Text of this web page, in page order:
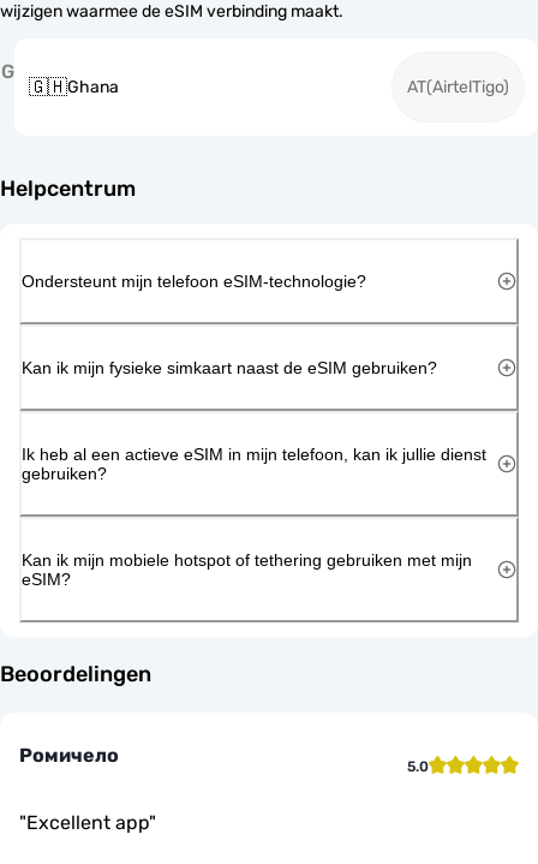
wijzigen waarmee de eSIM verbinding maakt.
G
🇬🇭Ghana AT(AirtelTigo)
Helpcentrum
Ondersteunt mijn telefoon eSIM-technologie?
Kan ik mijn fysieke simkaart naast de eSIM gebruiken?
Ik heb al een actieve eSIM in mijn telefoon, kan ik jullie dienst
gebruiken?
Kan ik mijn mobiele hotspot of tethering gebruiken met mijn
eSIM?
Beoordelingen
Ромичело 5.0
"Excellent app"